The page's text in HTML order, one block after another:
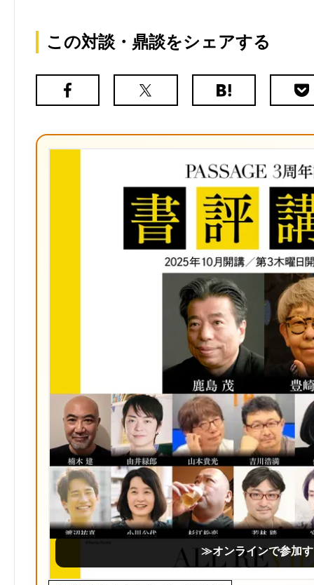
この対談・鼎談をシェアする
Facebook
X（旧
は
ク
マ
ー
ク
≫オンラインで参加